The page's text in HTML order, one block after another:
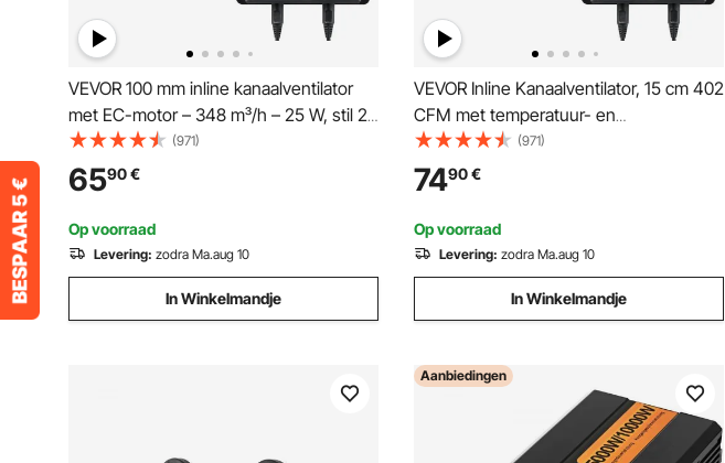
VEVOR 100 mm inline kanaalventilator
met EC-motor – 348 m³/h – 25 W, stil 28
dB, met temperatuur- en
vochtigheidsregelaar – voor
kweektenten, hydrocultuur en ventilatie
(971)
6590€
Op voorraad
Levering: zodra Ma.aug 10
In Winkelmandje
VEVOR Inline Kanaalventilator, 15 cm 402
CFM met temperatuur- en
vochtigheidsregelaar, stille EC-motor,
ventilatieventilator voor koelboosters,
kweektenten en hydrocultuur.
(971)
7490€
Op voorraad
Levering: zodra Ma.aug 10
In Winkelmandje
Aanbiedingen